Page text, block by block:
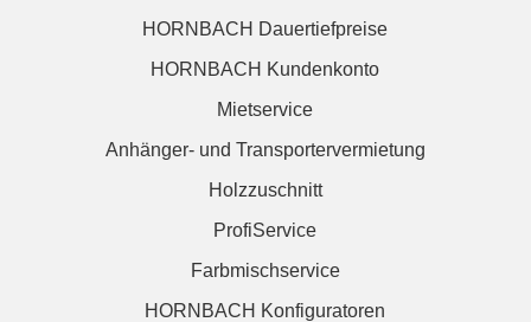
HORNBACH Dauertiefpreise
HORNBACH Kundenkonto
Mietservice
Anhänger- und Transportervermietung
Holzzuschnitt
ProfiService
Farbmischservice
HORNBACH Konfiguratoren